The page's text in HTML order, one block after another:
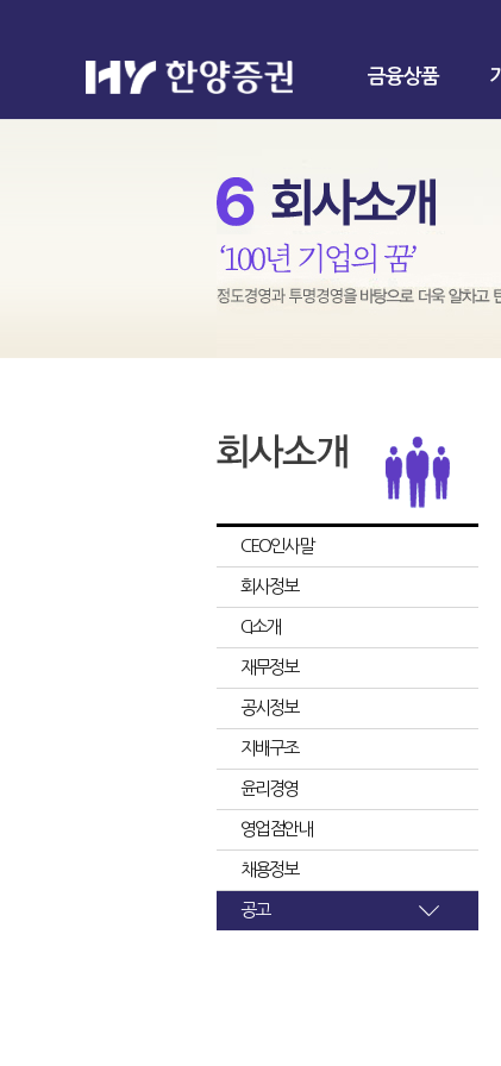
금융상품
CEO인사말
회사정보
CI소개
재무정보
공시정보
지배구조
윤리경영
영업점안내
채용정보
공고